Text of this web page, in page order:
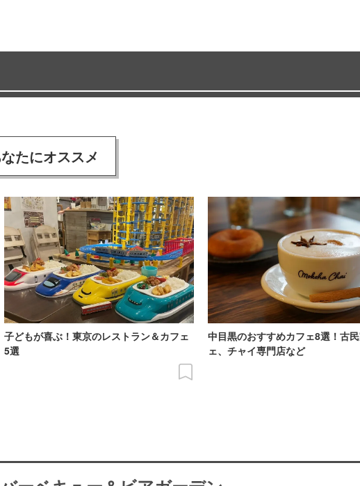
たにオススメ
子どもが喜ぶ！東京のレストラン＆カフェ
5選
中目黒のおすすめカフェ8選！古
ェ、チャイ専門店など